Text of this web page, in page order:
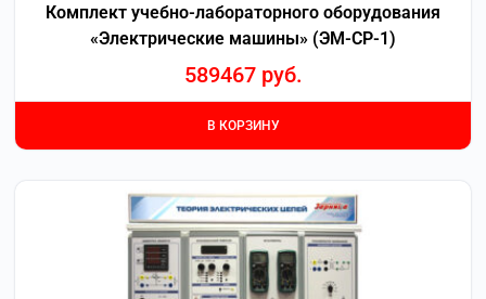
Комплект учебно-лабораторного оборудования
«Электрические машины» (ЭМ-СР-1)
589467 руб.
В КОРЗИНУ